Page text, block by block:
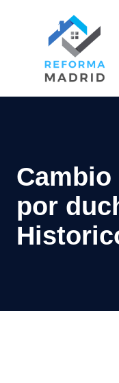
contenido
Cambio
por